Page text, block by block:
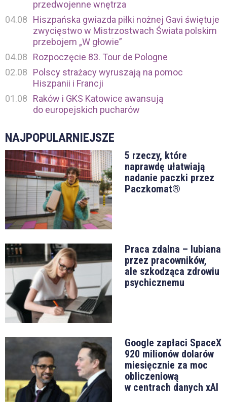
przedwojenne wnętrza
04.08
Hiszpańska gwiazda piłki nożnej Gavi świętuje
zwycięstwo w Mistrzostwach Świata polskim
przebojem „W głowie”
04.08
Rozpoczęcie 83. Tour de Pologne
02.08
Polscy strażacy wyruszają na pomoc
Hiszpanii i Francji
01.08
Raków i GKS Katowice awansują
do europejskich pucharów
NAJPOPULARNIEJSZE
5 rzeczy, które
naprawdę ułatwiają
nadanie paczki przez
Paczkomat®
Praca zdalna – lubiana
przez pracowników,
ale szkodząca zdrowiu
psychicznemu
Google zapłaci SpaceX
920 milionów dolarów
miesięcznie za moc
obliczeniową
w centrach danych xAI